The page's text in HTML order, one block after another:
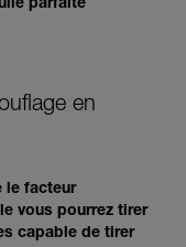
parfaite
en
le facteur
vous pourrez tirer
capable de tirer